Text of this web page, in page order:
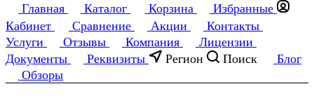
Главная
Каталог Корзина
Избранные
Кабинет
Сравнение Акции
Контакты
Услуги
Отзывы Компания
Лицензии
Документы
Реквизиты Регион Поиск
Блог
Обзоры